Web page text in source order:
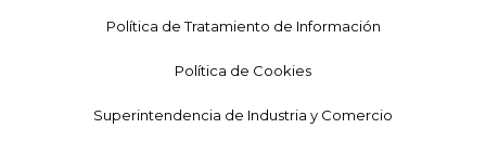
Política de Tratamiento de Información
Política de Cookies
Superintendencia de Industria y Comercio